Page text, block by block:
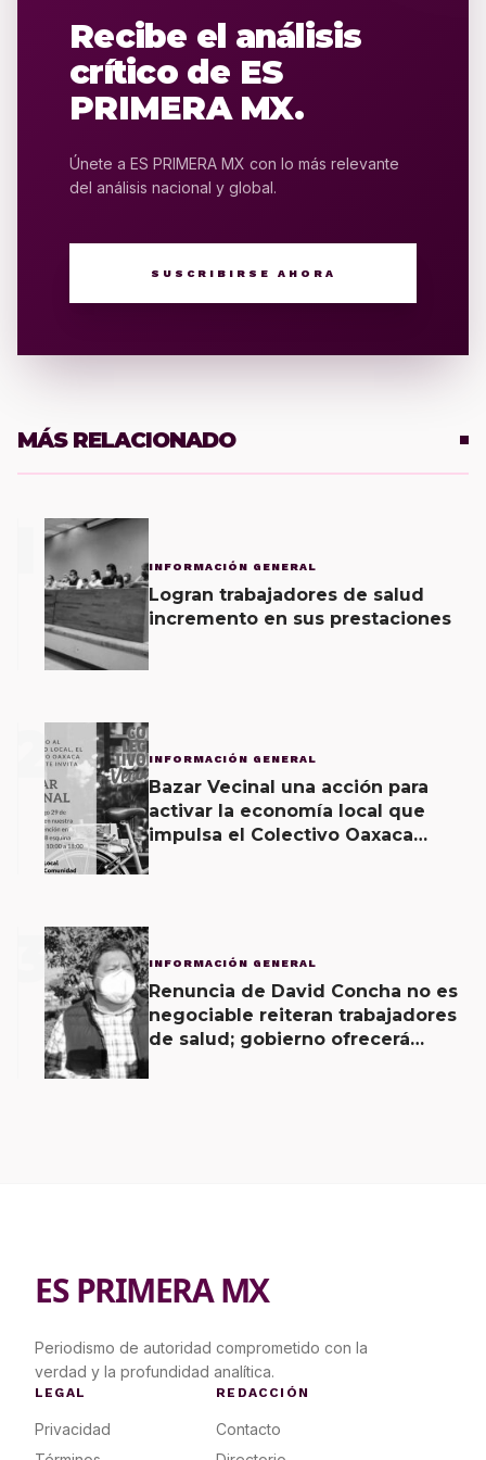
Recibe el análisis
crítico de ES
PRIMERA MX.
Únete a ES PRIMERA MX con lo más relevante
del análisis nacional y global.
SUSCRIBIRSE AHORA
MÁS RELACIONADO
INFORMACIÓN GENERAL
Logran trabajadores de salud
incremento en sus prestaciones
2 INFORMACIÓN GENERAL
Bazar Vecinal una acción para
activar la economía local que
impulsa el Colectivo Oaxaca
3 INFORMACIÓN GENERAL
Renuncia de David Concha no es
negociable reiteran trabajadores
de salud; gobierno ofrecerá
ES PRIMERA MX
Periodismo de autoridad comprometido con la
verdad y la profundidad analítica.
LEGAL
Privacidad
REDACCIÓN
Contacto